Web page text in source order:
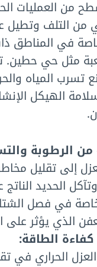
من العمليات
من التلف وتطيل
في المناطق
مثل حي
تسرب المياه
الهيكل
من الرطوبة
إلى تقليل
الحديد
خاصة في فصل
الذي يؤثر على
الطاقة:
الحراري في